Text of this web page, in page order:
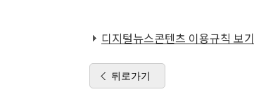
디지털뉴스콘텐츠 이용규칙 보기
뒤로가기